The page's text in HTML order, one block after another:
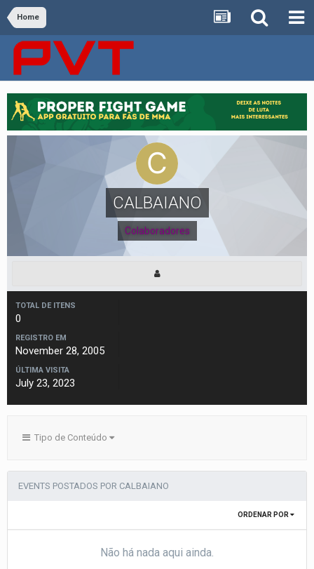
Home
CALBAIANO
Colaboradores
TOTAL DE ITENS
0
REGISTRO EM
November 28, 2005
ÚLTIMA VISITA
July 23, 2023
Tipo de Conteúdo
EVENTS POSTADOS POR CALBAIANO
ORDENAR POR
Não há nada aqui ainda.